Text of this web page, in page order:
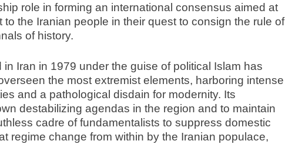
role in forming an international consensus aimed at
the Iranian people in their quest to consign the rule of
of history.
Iran in 1979 under the guise of political Islam has
the most extremist elements, harboring intense
and a pathological disdain for modernity. Its
destabilizing agendas in the region and to maintain
cadre of fundamentalists to suppress domestic
regime change from within by the Iranian populace,